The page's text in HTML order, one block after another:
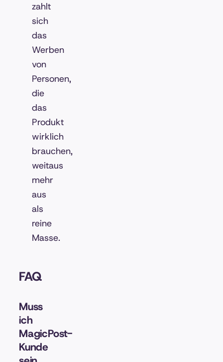
zahlt
sich
das
Werben
von
Personen,
die
das
Produkt
wirklich
brauchen,
weitaus
mehr
aus
als
reine
Masse.
FAQ
Muss
ich
MagicPost-
Kunde